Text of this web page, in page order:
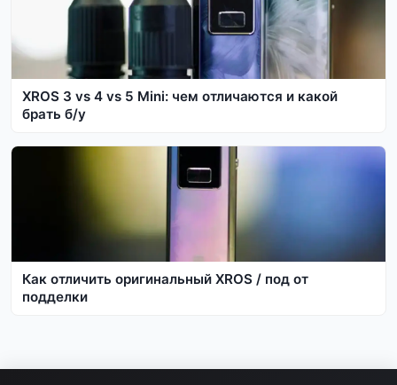
XROS 3 vs 4 vs 5 Mini: чем отличаются и какой
брать б/у
Как отличить оригинальный XROS / под от
подделки